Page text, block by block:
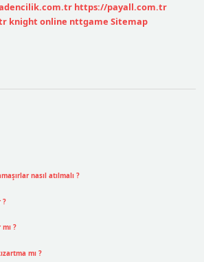
https://payall.com.tr
knight online nttgame Sitemap
nasıl atılmalı ?
?
?
mı ?